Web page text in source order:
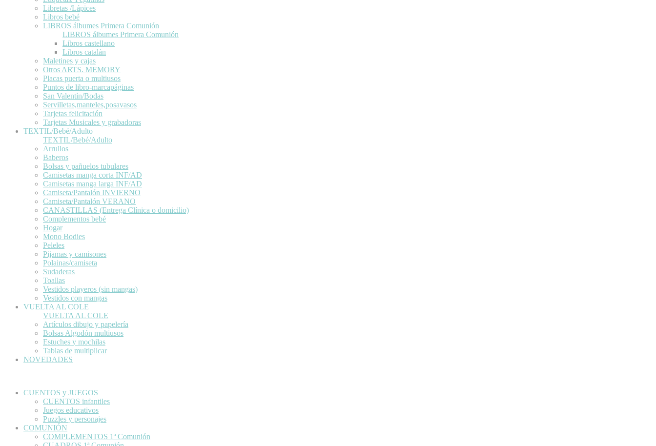
Libretas /Lápices
Libros bebé
LIBROS álbumes Primera Comunión
LIBROS álbumes Primera Comunión
Libros castellano
Libros catalán
Maletines y cajas
Otros ARTS. MEMORY
Placas puerta o multiusos
Puntos de libro-marcapáginas
San Valentín/Bodas
Servilletas,manteles,posavasos
Tarjetas felicitación
Tarjetas Musicales y grabadoras
TEXTIL/Bebé/Adulto
TEXTIL/Bebé/Adulto
Arrullos
Baberos
Bolsas y pañuelos tubulares
Camisetas manga corta INF/AD
Camisetas manga larga INF/AD
Camiseta/Pantalón INVIERNO
Camiseta/Pantalón VERANO
CANASTILLAS (Entrega Clínica o domicilio)
Complementos bebé
Hogar
Mono Bodies
Peleles
Pijamas y camisones
Polainas/camiseta
Sudaderas
Toallas
Vestidos playeros (sin mangas)
Vestidos con mangas
VUELTA AL COLE
VUELTA AL COLE
Artículos dibujo y papelería
Bolsas Algodón multiusos
Estuches y mochilas
Tablas de multiplicar
NOVEDADES
CUENTOS y JUEGOS
CUENTOS infantiles
Juegos educativos
Puzzles y personajes
COMUNIÓN
COMPLEMENTOS 1ª Comunión